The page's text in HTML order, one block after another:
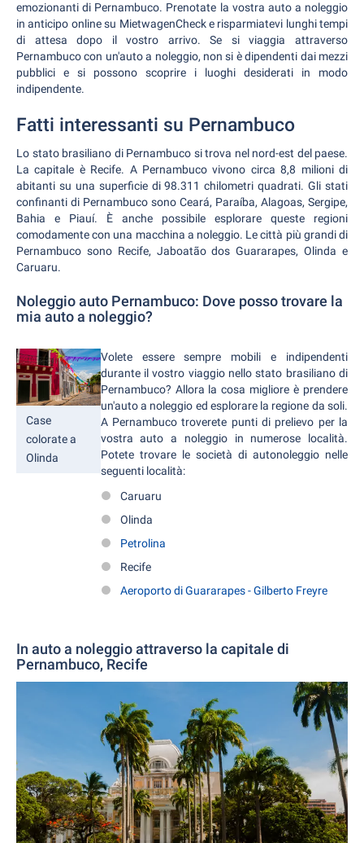
emozionanti di Pernambuco. Prenotate la vostra auto a noleggio
in anticipo online su MietwagenCheck e risparmiatevi lunghi tempi
di attesa dopo il vostro arrivo. Se si viaggia attraverso
Pernambuco con un'auto a noleggio, non si è dipendenti dai mezzi
pubblici e si possono scoprire i luoghi desiderati in modo
indipendente.
Fatti interessanti su Pernambuco
Lo stato brasiliano di Pernambuco si trova nel nord-est del paese.
La capitale è Recife. A Pernambuco vivono circa 8,8 milioni di
abitanti su una superficie di 98.311 chilometri quadrati. Gli stati
confinanti di Pernambuco sono Ceará, Paraíba, Alagoas, Sergipe,
Bahia e Piauí. È anche possibile esplorare queste regioni
comodamente con una macchina a noleggio. Le città più grandi di
Pernambuco sono Recife, Jaboatão dos Guararapes, Olinda e
Caruaru.
Noleggio auto Pernambuco: Dove posso trovare la
mia auto a noleggio?
Case
colorate a
Olinda
Volete essere sempre mobili e indipendenti
durante il vostro viaggio nello stato brasiliano di
Pernambuco? Allora la cosa migliore è prendere
un'auto a noleggio ed esplorare la regione da soli.
A Pernambuco troverete punti di prelievo per la
vostra auto a noleggio in numerose località.
Potete trovare le società di autonoleggio nelle
seguenti località:
Caruaru
Olinda
Petrolina
Recife
Aeroporto di Guararapes - Gilberto Freyre
In auto a noleggio attraverso la capitale di
Pernambuco, Recife